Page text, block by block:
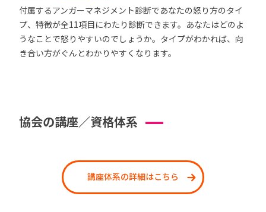
付属するアンガーマネジメント診断であなたの怒り方のタイ
プ、特徴が全11項目にわたり診断できます。あなたはどのよ
うなことで怒りやすいのでしょうか。タイプがわかれば、向
き合い方がぐんとわかりやすくなります。
協会の講座／資格体系
講座体系の詳細はこちら